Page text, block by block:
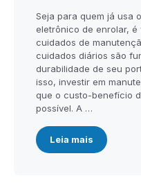
Seja para quem já usa
eletrônico de enrolar,
cuidados de
cuidados diários são
durabilidade de seu
isso, investir em
que o custo-benefício
possível. A …
Leia mais